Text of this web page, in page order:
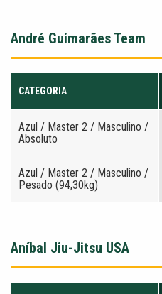
André Guimarães Team
CATEGORIA
Azul / Master 2 / Masculino /
Absoluto
Azul / Master 2 / Masculino /
Pesado (94,30kg)
Aníbal Jiu-Jitsu USA